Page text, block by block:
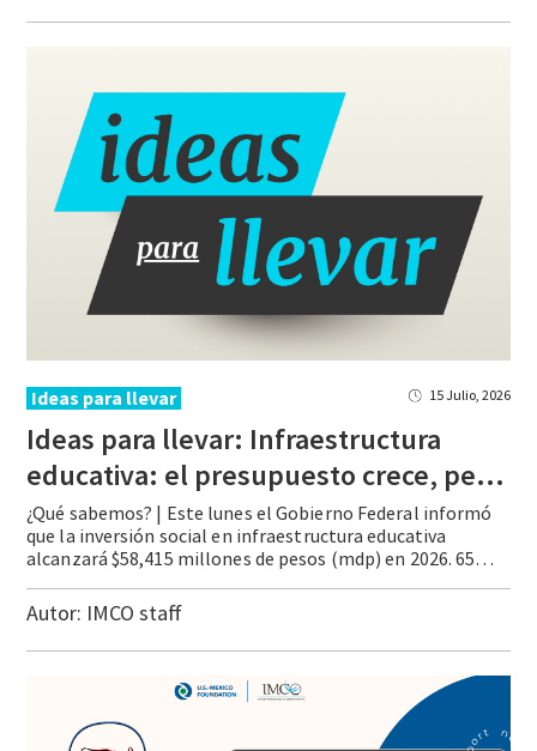
Ideas para llevar 15 Julio, 2026
Ideas para llevar: Infraestructura
educativa: el presupuesto crece, pero los retos siguen
¿Qué sabemos? | Este lunes el Gobierno Federal informó
que la inversión social en infraestructura educativa
alcanzará $58,415 millones de pesos (mdp) en 2026. 65% del presupuesto se destinará a la educación básica, desde preescolar hasta secundaria, principalmente a través del programa La Escuela es Nuestra. Este programa, implementado inicialmente en la CDMX, fue ampliado a nivel … Continue reading Ideas para llevar: Infraestructura educativa: el presupuesto crece, pero los retos siguen
Autor: IMCO staff